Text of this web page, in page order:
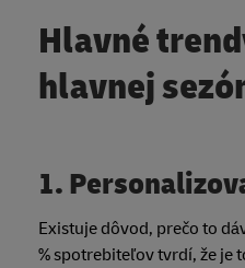
Hlavné
hlavnej
1.
Existuje dôvod, prečo to
% spotrebiteľov tvrdí, že je